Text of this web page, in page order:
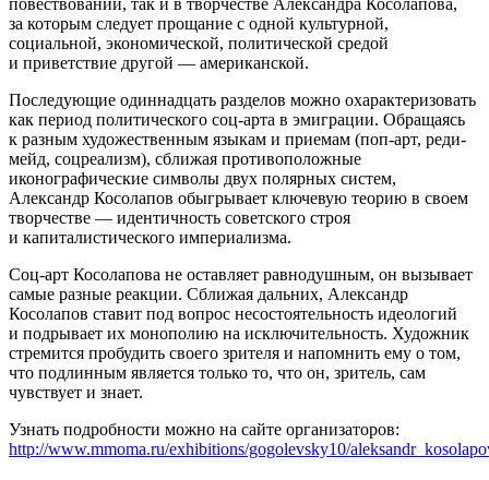
повествовании, так и в творчестве Александра Косолапова,
за которым следует прощание с одной культурной,
социальной, экономической, политической средой
и приветствие другой — американской.
Последующие одиннадцать разделов можно охарактеризовать
как период политического соц-арта в эмиграции. Обращаясь
к разным художественным языкам и приемам (поп-арт, реди-
мейд, соцреализм), сближая противоположные
иконографические символы двух полярных систем,
Александр Косолапов обыгрывает ключевую теорию в своем
творчестве — идентичность советского строя
и капиталистического империализма.
Соц-арт Косолапова не оставляет равнодушным, он вызывает
самые разные реакции. Сближая дальних, Александр
Косолапов ставит под вопрос несостоятельность идеологий
и подрывает их монополию на исключительность. Художник
стремится пробудить своего зрителя и напомнить ему о том,
что подлинным является только то, что он, зритель, сам
чувствует и знает.
Узнать подробности можно на сайте организаторов:
http://www.mmoma.ru/exhibitions/gogolevsky10/